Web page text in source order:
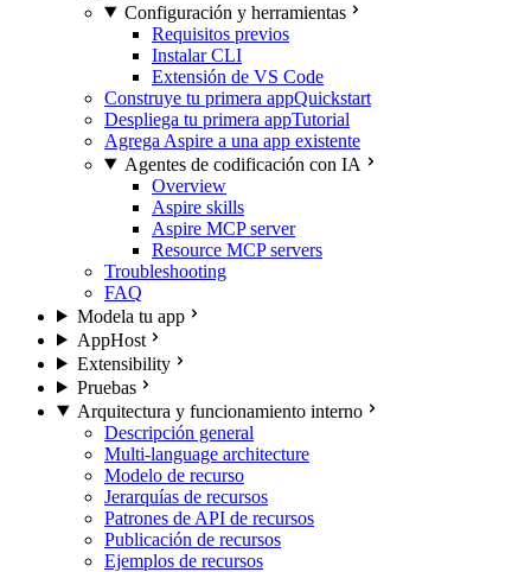
Configuración y herramientas
Requisitos previos
Instalar CLI
Extensión de VS Code
Construye tu primera appQuickstart
Despliega tu primera appTutorial
Agrega Aspire a una app existente
Agentes de codificación con IA
Overview
Aspire skills
Aspire MCP server
Resource MCP servers
Troubleshooting
FAQ
Modela tu app
AppHost
Extensibility
Pruebas
Arquitectura y funcionamiento interno
Descripción general
Multi-language architecture
Modelo de recurso
Jerarquías de recursos
Patrones de API de recursos
Publicación de recursos
Ejemplos de recursos